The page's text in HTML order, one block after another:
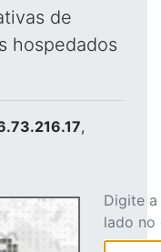
de
hospedados
,
Digite
lado no